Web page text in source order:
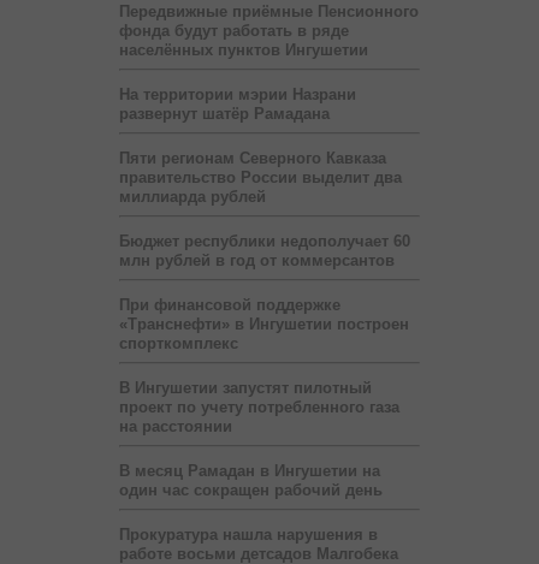
Передвижные приёмные Пенсионного
фонда будут работать в ряде
населённых пунктов Ингушетии
На территории мэрии Назрани
развернут шатёр Рамадана
Пяти регионам Северного Кавказа
правительство России выделит два
миллиарда рублей
Бюджет республики недополучает 60
млн рублей в год от коммерсантов
При финансовой поддержке
«Транснефти» в Ингушетии построен
спорткомплекс
В Ингушетии запустят пилотный
проект по учету потребленного газа
на расстоянии
В месяц Рамадан в Ингушетии на
один час сокращен рабочий день
Прокуратура нашла нарушения в
работе восьми детсадов Малгобека